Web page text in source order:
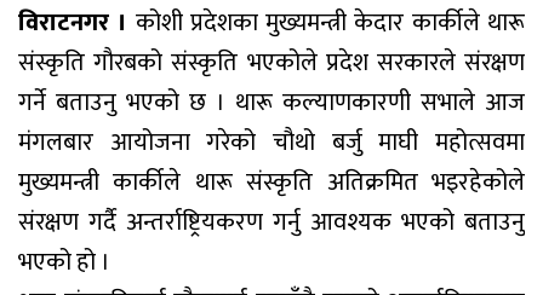
विराटनगर । कोशी प्रदेशका मुख्यमन्त्री केदार कार्कीले थारू
संस्कृति गौरबको संस्कृति भएकोले प्रदेश सरकारले संरक्षण
गर्ने बताउनु भएको छ । थारू कल्याणकारणी सभाले आज
मंगलबार आयोजना गरेको चौथो बर्जु माघी महोत्सवमा
मुख्यमन्त्री कार्कीले थारू संस्कृति अतिक्रमित भइरहेकोले
संरक्षण गर्दै अन्तर्राष्ट्रियकरण गर्नु आवश्यक भएको बताउनु
भएको हो ।